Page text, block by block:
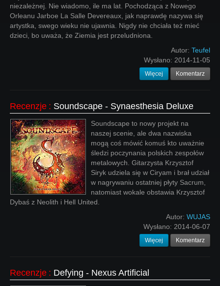
niezależnej. Nie wiadomo, ile ma lat. Pochodząca z Nowego
Orleanu Jarboe La Salle Devereaux, jak naprawdę nazywa się
artystka, swego wieku nie ujawnia. Nigdy nie chciała też mieć
dzieci, bo uważa, że Ziemia jest przeludniona.
Autor: Teufel
Wysłano: 2014-11-05
Więcej Komentarz
Recenzje : Soundscape - Synaesthesia Deluxe
Soundscape to nowy projekt na
naszej scenie, ale dwa nazwiska
mogą coś mówić komuś kto uważnie
śledzi poczynania polskich zespołów
metalowych. Gitarzysta Krzysztof
Siryk udziela się w Ciryam i brał udział
w nagrywaniu ostatniej płyty Sacrum,
natomiast wokale obstawia Krzysztof
Dybaś z Neolith i Hell United.
Autor: WUJAS
Wysłano: 2014-06-07
Więcej Komentarz
Recenzje : Defying - Nexus Artificial